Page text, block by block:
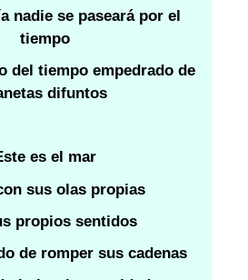
nadie se paseará por el
tiempo
del tiempo empedrado de
difuntos
es el mar
sus olas propias
propios sentidos
de romper sus cadenas